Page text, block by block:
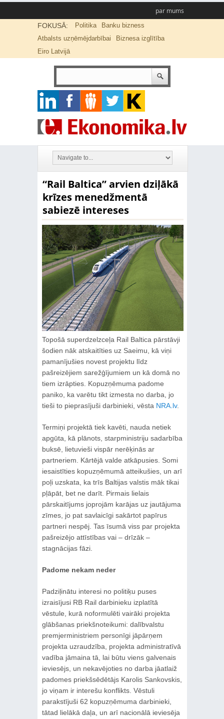
par mums
FOKUSĀ: Politika
Banku bizness
Atbalsts uzņēmējdarbībai
Biznesa izglītība
Eiro Latvijā
“Rail Baltica” arvien dziļākā
krīzes menedžmentā
sabiezē intereses
Topošā superdzelzceļa Rail Baltica pārstāvji
šodien nāk atskaitīties uz Saeimu, kā viņi
pamanījušies novest projektu līdz
pašreizējiem sarežģījumiem un kā domā no
tiem izrāpties. Kopuzņēmuma padome
paniko, ka varētu tikt izmesta no darba, jo
tieši to pieprasījuši darbinieki, vēsta NRA.lv.
Termiņi projektā tiek kavēti, nauda netiek
apgūta, kā plānots, starpministriju sadarbība
buksē, lietuvieši vispār nerēķinās ar
partneriem. Kārtējā valde atkāpusies. Somi
iesaistīties kopuzņēmumā atteikušies, un arī
poļi uzskata, ka trīs Baltijas valstis māk tikai
pļāpāt, bet ne darīt. Pirmais lielais
pārskaitījums joprojām karājas uz jautājuma
zīmes, jo pat savlaicīgi sakārtot papīrus
partneri nespēj. Tas īsumā viss par projekta
pašreizējo attīstības vai – drīzāk –
stagnācijas fāzi.
Padome nekam neder
Padziļinātu interesi no politiķu puses
izraisījusi RB Rail darbinieku izplatītā
vēstule, kurā noformulēti vairāki projekta
glābšanas priekšnoteikumi: dalībvalstu
premjerministriem personīgi jāpārņem
projekta uzraudzība, projekta administratīvā
vadība jāmaina tā, lai būtu viens galvenais
ieviesējs, un nekavējoties no darba jāatlaiž
padomes priekšsēdētājs Karolis Sankovskis,
jo viņam ir interešu konflikts. Vēstuli
parakstījuši 62 kopuzņēmuma darbinieki,
tātad lielākā daļa, un arī nacionālā ieviesēja